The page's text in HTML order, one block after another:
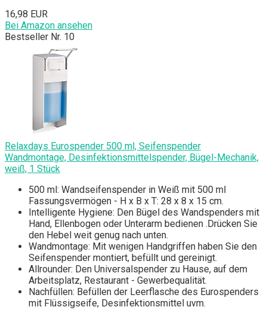
16,98 EUR
Bei Amazon ansehen
Bestseller Nr. 10
Relaxdays Eurospender 500 ml, Seifenspender
Wandmontage, Desinfektionsmittelspender, Bügel-Mechanik,
weiß, 1 Stück
500 ml: Wandseifenspender in Weiß mit 500 ml
Fassungsvermögen - H x B x T: 28 x 8 x 15 cm.
Intelligente Hygiene: Den Bügel des Wandspenders mit
Hand, Ellenbogen oder Unterarm bedienen .Drücken Sie
den Hebel weit genug nach unten.
Wandmontage: Mit wenigen Handgriffen haben Sie den
Seifenspender montiert, befüllt und gereinigt.
Allrounder: Den Universalspender zu Hause, auf dem
Arbeitsplatz, Restaurant - Gewerbequalität.
Nachfüllen: Befüllen der Leerflasche des Eurospenders
mit Flüssigseife, Desinfektionsmittel uvm.